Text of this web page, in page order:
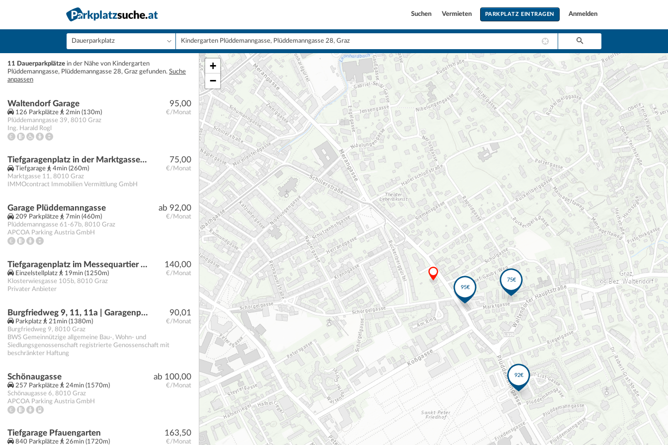
Suchen Vermieten PARKPLATZ EINTRAGEN Anmelden
11 Dauerparkplätze in der Nähe von Kindergarten
Plüddemanngasse, Plüddemanngasse 28, Graz gefunden. Suche
anpassen
95,00
€/Monat
Waltendorf Garage
126 Parkplätze
2min (130m)
Plüddemanngasse 39, 8010 Graz
Ing. Harald Rogl
75,00
€/Monat
Tiefgaragenplatz in der Marktgasse 11 - AKTION: 1 MONATE MIETFREI* !
Tiefgarage
4min (260m)
Marktgasse 11, 8010 Graz
IMMOcontract Immobilien Vermittlung GmbH
ab 92,00
€/Monat
Garage Plüddemanngasse
209 Parkplätze
7min (460m)
Plüddemanngasse 61-67b, 8010 Graz
APCOA Parking Austria GmbH
140,00
€/Monat
Tiefgaragenplatz im Messequartier Graz
Einzelstellplatz
19min (1250m)
Klosterwiesgasse 105b, 8010 Graz
Privater Anbieter
90,01
€/Monat
Burgfriedweg 9, 11, 11a | Garagenplätze
Parkplatz
21min (1380m)
Burgfriedweg 9, 8010 Graz
BWS Gemeinnützige allgemeine Bau-, Wohn- und
Siedlungsgenossenschaft registrierte Genossenschaft mit
beschränkter Haftung
ab 100,00
€/Monat
Schönaugasse
257 Parkplätze
24min (1570m)
Schönaugasse 6, 8010 Graz
APCOA Parking Austria GmbH
163,50
€/Monat
Tiefgarage Pfauengarten
840 Parkplätze 26min (1720m)
+
−